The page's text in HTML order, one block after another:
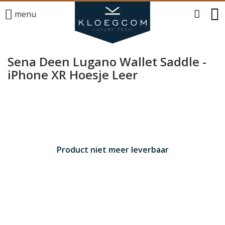
menu
Sena Deen Lugano Wallet Saddle -
iPhone XR Hoesje Leer
Product niet meer leverbaar